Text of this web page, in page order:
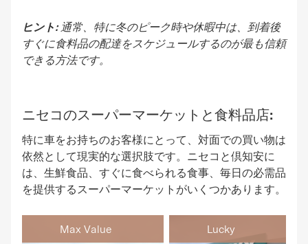
ヒント:通常、特に冬のピーク時や休暇中は、到着後
すぐに食料品の配達をスケジュールするのが最も信頼
できる方法です。
ニセコのスーパーマーケットと食料品店:
特に車をお持ちのお客様にとって、対面での買い物は
依然として現実的な選択肢です。ニセコと倶知安に
は、生鮮食品、すぐに食べられる食事、毎日の必需品
を提供するスーパーマーケットがいくつかあります。
Max Value Lucky